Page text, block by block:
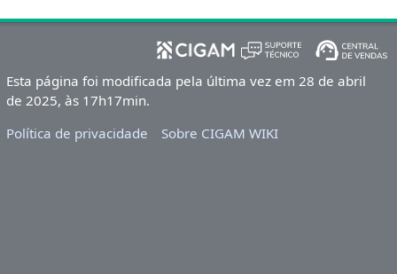
Esta página foi modificada pela última vez em 28 de abril
de 2025, às 17h17min.
Política de privacidade
Sobre CIGAM WIKI